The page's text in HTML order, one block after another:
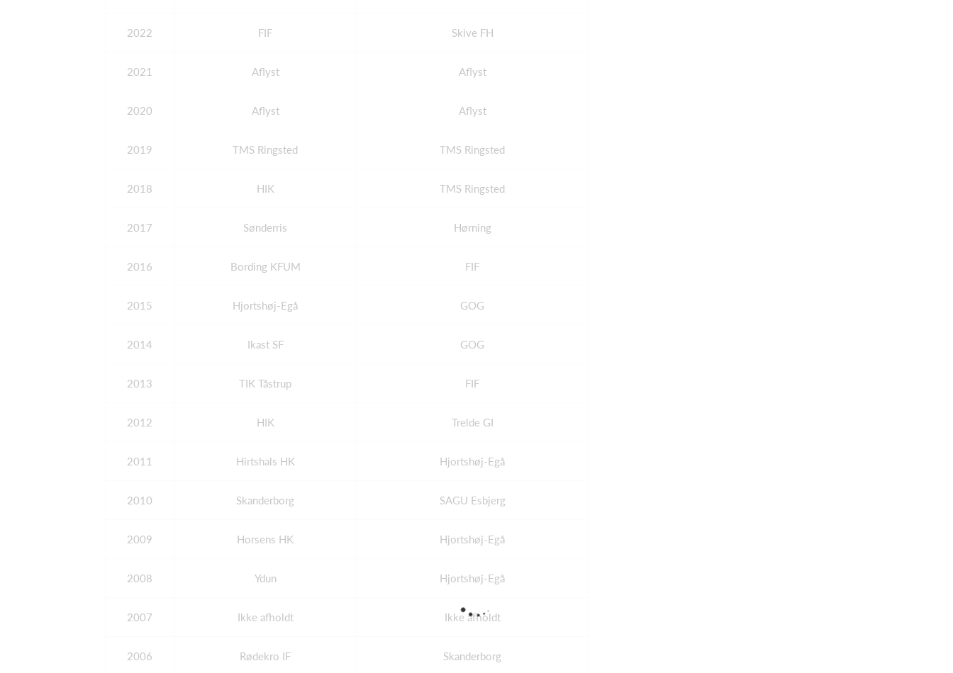
2022 FIF Skive FH
2021 Aflyst Aflyst
2020 Aflyst Aflyst
2019 TMS Ringsted TMS Ringsted
2018 HIK TMS Ringsted
2017 Sønderris Hørning
2016 Bording KFUM FIF
2015 Hjortshøj-Egå GOG
2014 Ikast SF GOG
2013 TIK Tåstrup FIF
2012 HIK Trelde GI
2011 Hirtshals HK Hjortshøj-Egå
2010 Skanderborg SAGU Esbjerg
2009 Horsens HK Hjortshøj-Egå
2008 Ydun Hjortshøj-Egå
2007 Ikke afholdt Ikke afholdt
2006 Rødekro IF Skanderborg